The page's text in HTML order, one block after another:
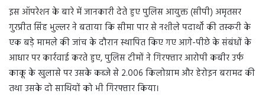
इस ऑपरेशन के बारे में जानकारी देते हुए पुलिस आयुक्त (सीपी) अमृतसर
गुरप्रीत सिंह भुल्लर ने बताया कि सीमा पार से नशीले पदार्थों की तस्करी के
एक बड़े मामले की जांच के दौरान स्थापित किए गए आगे-पीछे के संबंधों के
आधार पर कार्रवाई करते हुए, पुलिस टीमों ने गिरफ्तार आरोपी कबीर उर्फ
काकू के खुलासे पर उसके कब्जे से 2.006 किलोग्राम और हेरोइन बरामद की
तथा उसके दो साथियों को भी गिरफ्तार किया।